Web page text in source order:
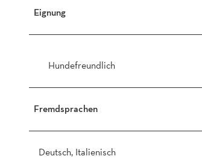
Eignung
Hundefreundlich
Fremdsprachen
Deutsch, Italienisch